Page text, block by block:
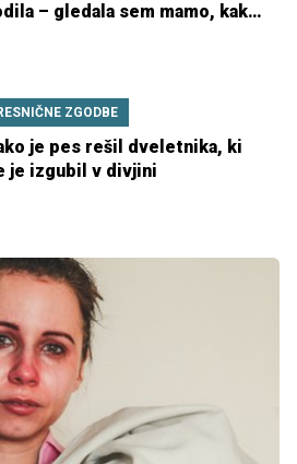
– gledala sem mamo, kako
ZGODBE
je pes rešil dveletnika, ki
je izgubil v divjini